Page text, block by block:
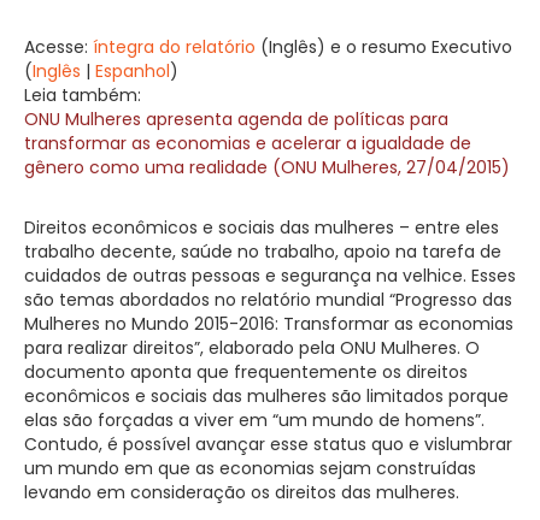
Acesse: íntegra do relatório (Inglês) e o resumo Executivo
(Inglês | Espanhol)
Leia também:
ONU Mulheres apresenta agenda de políticas para
transformar as economias e acelerar a igualdade de
gênero como uma realidade (ONU Mulheres, 27/04/2015)
Direitos econômicos e sociais das mulheres – entre eles
trabalho decente, saúde no trabalho, apoio na tarefa de
cuidados de outras pessoas e segurança na velhice. Esses
são temas abordados no relatório mundial “Progresso das
Mulheres no Mundo 2015-2016: Transformar as economias
para realizar direitos”, elaborado pela ONU Mulheres. O
documento aponta que frequentemente os direitos
econômicos e sociais das mulheres são limitados porque
elas são forçadas a viver em “um mundo de homens”.
Contudo, é possível avançar esse status quo e vislumbrar
um mundo em que as economias sejam construídas
levando em consideração os direitos das mulheres.